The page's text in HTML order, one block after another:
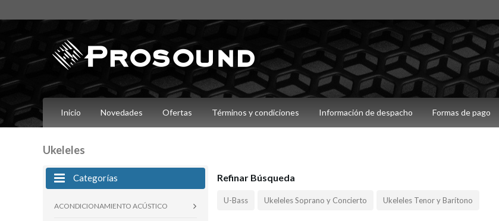
Inicio Novedades Ofertas Términos y condiciones Información de despacho Formas de pago
Ukeleles
Categorías
ACONDICIONAMIENTO ACÚSTICO
Refinar Búsqueda
U-Bass Ukeleles Soprano y Concierto Ukeleles Tenor y Barítono